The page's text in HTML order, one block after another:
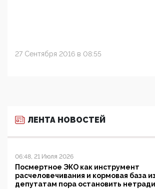
27 Сентября 2016 в 08:55
ЛЕНТА НОВОСТЕЙ
06:48, 21 Июля 2026
Посмертное ЭКО как инструмент
расчеловечивания и кормовая база
депутатам пора остановить